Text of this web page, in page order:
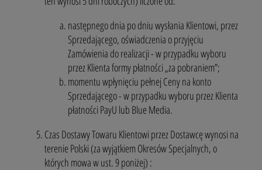
następnego dnia po dniu wysłania Klientowi, przez
Sprzedającego, oświadczenia o przyjęciu
Zamówienia do realizacji - w przypadku wyboru
przez Klienta formy płatności „za pobraniem”;
momentu wpłynięciu pełnej Ceny na konto
Sprzedającego - w przypadku wyboru przez Klienta
płatności PayU lub Blue Media.
Czas Dostawy Towaru Klientowi przez Dostawcę wynosi na
terenie Polski (za wyjątkiem Okresów Specjalnych, o
których mowa w ust. 9 poniżej) :